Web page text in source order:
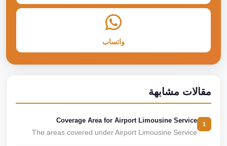
واتساب
مقالات مشابهة
Coverage Area for Airport Limousine Service
The areas covered under Airport Limousine Service